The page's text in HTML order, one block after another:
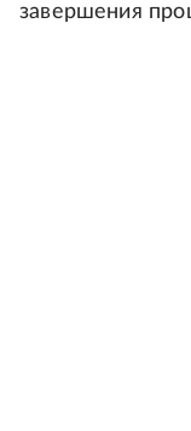
завершения